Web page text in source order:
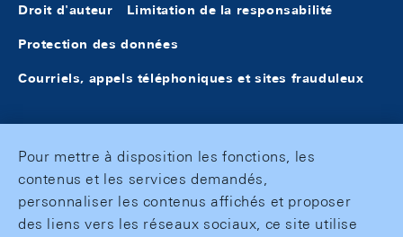
Droit d'auteur Limitation de la responsabilité
Protection des données
Courriels, appels téléphoniques et sites frauduleux
Pour mettre à disposition les fonctions, les
contenus et les services demandés,
personnaliser les contenus affichés et proposer
des liens vers les réseaux sociaux, ce site utilise